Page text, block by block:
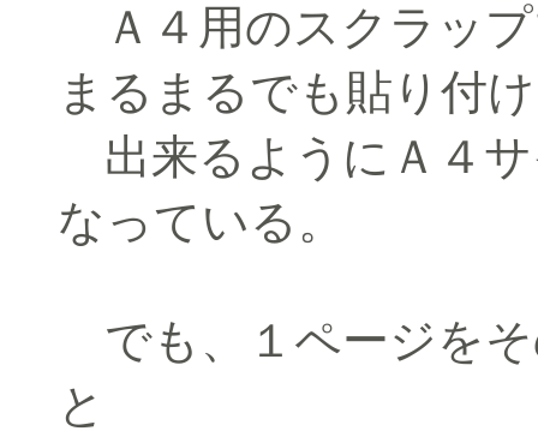
Ａ４用のスクラッ
まるまるでも貼り付
出来るようにＡ４
なっている。
でも、１ページを
と